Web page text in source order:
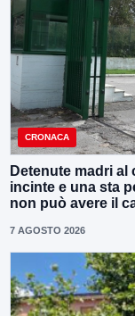
CRONACA
Detenute madri
incinte e una sta
non può avere il
7 AGOSTO 2026